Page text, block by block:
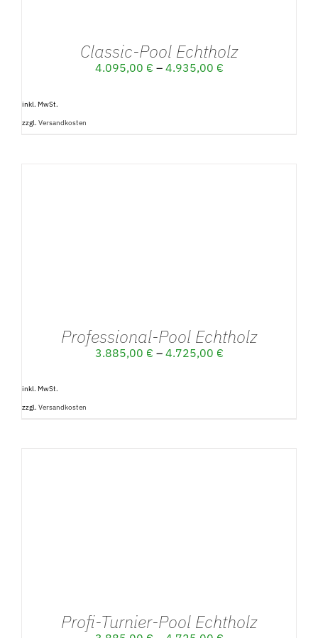
Classic-Pool Echtholz
4.095,00 € – 4.935,00 €
inkl. MwSt.
zzgl. Versandkosten
Professional-Pool Echtholz
3.885,00 € – 4.725,00 €
inkl. MwSt.
zzgl. Versandkosten
Profi-Turnier-Pool Echtholz